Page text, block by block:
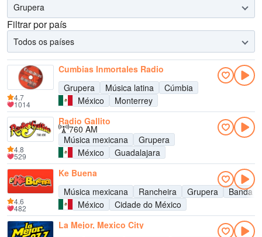
Grupera
Filtrar por país
Todos os países
Cumbias Inmortales Radio
Grupera
Música latina
Cúmbia
México
Monterrey
4.7
1014
Radio Gallito
760 AM
Música mexicana
Grupera
México
Guadalajara
4.8
529
Ke Buena
Música mexicana
Rancheira Grupera
Banda
México
Cidade do México
4.6
482
La Mejor, Mexico City